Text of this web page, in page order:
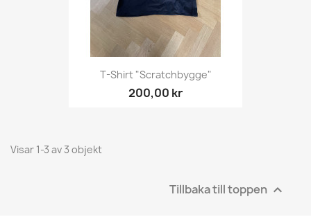
T-Shirt "Scratchbygge"
200,00 kr
Visar 1-3 av 3 objekt
Tillbaka till toppen 